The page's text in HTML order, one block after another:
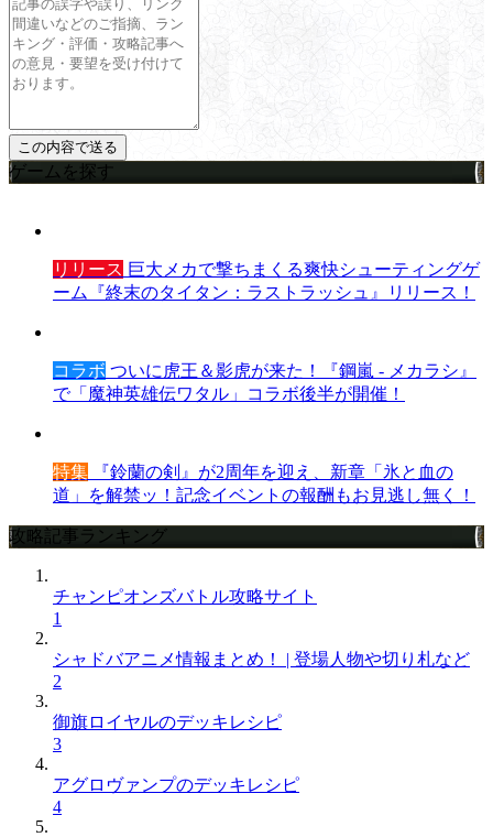
ゲームを探す
リリース 巨大メカで撃ちまくる爽快シューティングゲ
ーム『終末のタイタン：ラストラッシュ』リリース！
コラボ ついに虎王＆影虎が来た！『鋼嵐 - メカラシ』
で「魔神英雄伝ワタル」コラボ後半が開催！
特集 『鈴蘭の剣』が2周年を迎え、新章「氷と血の
道」を解禁ッ！記念イベントの報酬もお見逃し無く！
攻略記事ランキング
チャンピオンズバトル攻略サイト
1
シャドバアニメ情報まとめ！ | 登場人物や切り札など
2
御旗ロイヤルのデッキレシピ
3
アグロヴァンプのデッキレシピ
4